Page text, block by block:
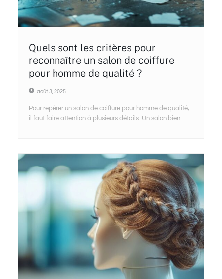
Quels sont les critères pour
reconnaître un salon de coiffure
pour homme de qualité ?
août 3, 2025
Pour repérer un salon de coiffure pour homme de qualité,
il faut faire attention à plusieurs détails. Un salon bien...